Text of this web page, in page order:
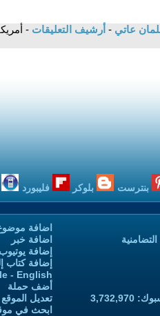
عاتي - أرشيف التعليقات -
بنترست بلوكر فليبورد
اضافة
اضافة خبر
إضافة
إضافة كتاب
- English
أضف حملة
تعديل
ابحث في